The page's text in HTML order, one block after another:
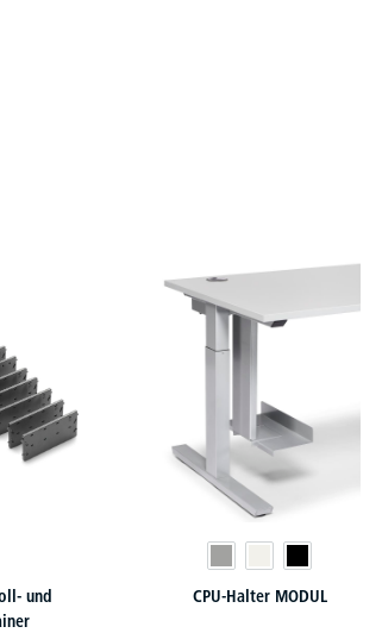
und
CPU-Halter MODUL